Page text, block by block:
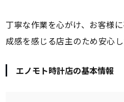
丁寧な作業を心がけ、お客様
成感を感じる店主のため安心
エノモト時計店の基本情報